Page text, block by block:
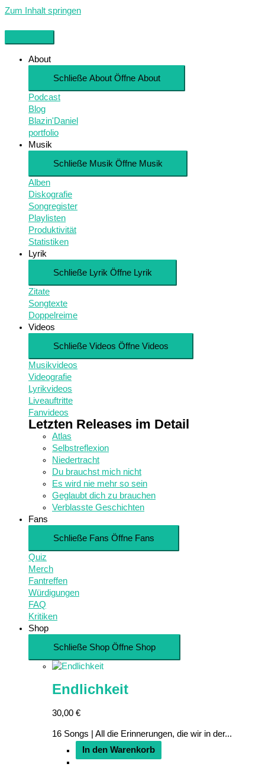
Zum Inhalt springen
About
Schließe About Öffne About
Podcast
Blog
Blazin'Daniel
portfolio
Musik
Schließe Musik Öffne Musik
Alben
Diskografie
Songregister
Playlisten
Produktivität
Statistiken
Lyrik
Schließe Lyrik Öffne Lyrik
Zitate
Songtexte
Doppelreime
Videos
Schließe Videos Öffne Videos
Musikvideos
Videografie
Lyrikvideos
Liveauftritte
Fanvideos
Letzten Releases im Detail
Atlas
Selbstreflexion
Niedertracht
Du brauchst mich nicht
Es wird nie mehr so sein
Geglaubt dich zu brauchen
Verblasste Geschichten
Fans
Schließe Fans Öffne Fans
Quiz
Merch
Fantreffen
Würdigungen
FAQ
Kritiken
Shop
Schließe Shop Öffne Shop
Endlichkeit
30,00 €
16 Songs | All die Erinnerungen, die wir in der...
In den Warenkorb